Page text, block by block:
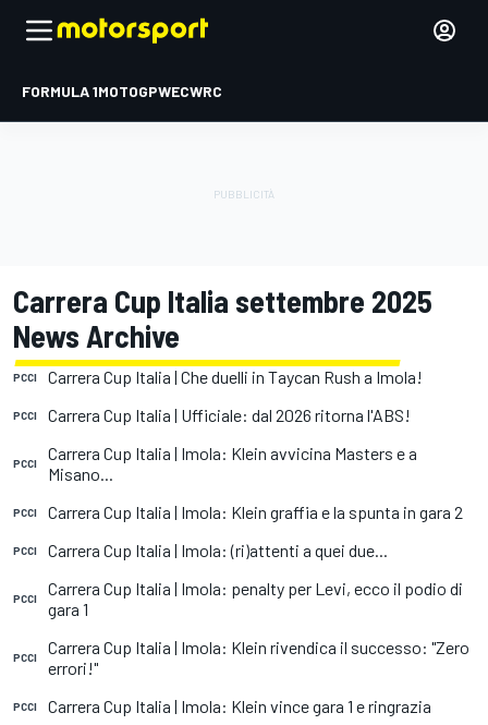
FORMULA 1MOTOGPWECWRC
Carrera Cup Italia settembre 2025
News Archive
PCCI Carrera Cup Italia | Che duelli in Taycan Rush a Imola!
PCCI Carrera Cup Italia | Ufficiale: dal 2026 ritorna l'ABS!
PCCI
Carrera Cup Italia | Imola: Klein avvicina Masters e a
Misano...
PCCI Carrera Cup Italia | Imola: Klein graffia e la spunta in gara 2
PCCI Carrera Cup Italia | Imola: (ri)attenti a quei due...
PCCI
Carrera Cup Italia | Imola: penalty per Levi, ecco il podio di
gara 1
PCCI
Carrera Cup Italia | Imola: Klein rivendica il successo: "Zero
errori!"
PCCI Carrera Cup Italia | Imola: Klein vince gara 1 e ringrazia